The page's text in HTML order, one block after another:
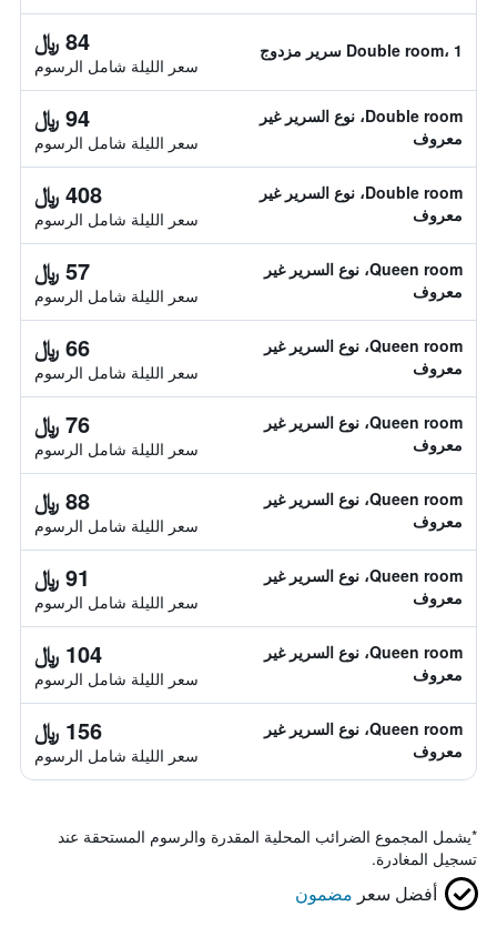
Double room، 1 سرير مزدوج 84 ﷼
سعر الليلة شامل الرسوم
Double room، نوع السرير غير
معروف
94 ﷼
سعر الليلة شامل الرسوم
Double room، نوع السرير غير
معروف
408 ﷼
سعر الليلة شامل الرسوم
Queen room، نوع السرير غير
معروف
57 ﷼
سعر الليلة شامل الرسوم
Queen room، نوع السرير غير
معروف
66 ﷼
سعر الليلة شامل الرسوم
Queen room، نوع السرير غير
معروف
76 ﷼
سعر الليلة شامل الرسوم
Queen room، نوع السرير غير
معروف
88 ﷼
سعر الليلة شامل الرسوم
Queen room، نوع السرير غير
معروف
91 ﷼
سعر الليلة شامل الرسوم
Queen room، نوع السرير غير
معروف
104 ﷼
سعر الليلة شامل الرسوم
Queen room، نوع السرير غير
معروف
156 ﷼
سعر الليلة شامل الرسوم
*يشمل المجموع الضرائب المحلية المقدرة والرسوم المستحقة عند
تسجيل المغادرة.
أفضل سعر مضمون